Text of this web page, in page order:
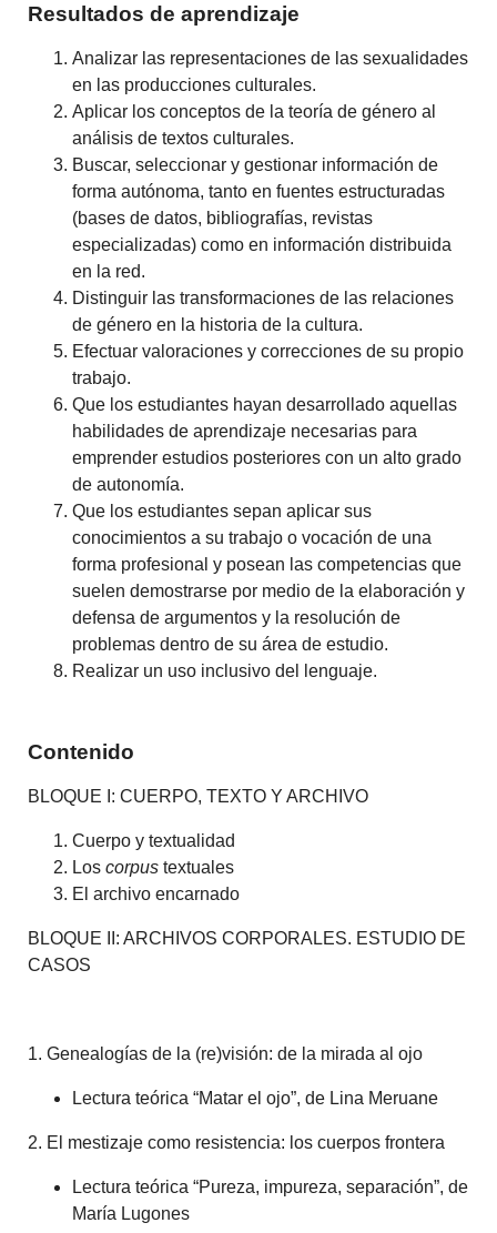
Resultados de aprendizaje
Analizar las representaciones de las sexualidades
en las producciones culturales.
Aplicar los conceptos de la teoría de género al
análisis de textos culturales.
Buscar, seleccionar y gestionar información de
forma autónoma, tanto en fuentes estructuradas
(bases de datos, bibliografías, revistas
especializadas) como en información distribuida
en la red.
Distinguir las transformaciones de las relaciones
de género en la historia de la cultura.
Efectuar valoraciones y correcciones de su propio
trabajo.
Que los estudiantes hayan desarrollado aquellas
habilidades de aprendizaje necesarias para
emprender estudios posteriores con un alto grado
de autonomía.
Que los estudiantes sepan aplicar sus
conocimientos a su trabajo o vocación de una
forma profesional y posean las competencias que
suelen demostrarse por medio de la elaboración y
defensa de argumentos y la resolución de
problemas dentro de su área de estudio.
Realizar un uso inclusivo del lenguaje.
Contenido
BLOQUE I: CUERPO, TEXTO Y ARCHIVO
Cuerpo y textualidad
Loscorpus textuales
El archivo encarnado
BLOQUE II: ARCHIVOS CORPORALES. ESTUDIO DE
CASOS
1. Genealogías de la (re)visión: de la mirada al ojo
Lectura teórica “Matar el ojo”, de Lina Meruane
2. El mestizaje como resistencia: los cuerpos frontera
Lectura teórica “Pureza, impureza, separación”, de
María Lugones